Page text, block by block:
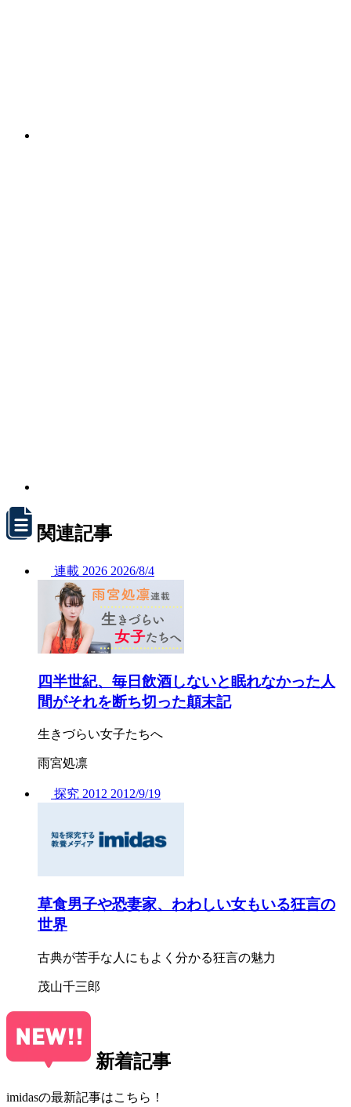
関連記事
連載 2026 2026/8/4
四半世紀、毎日飲酒しないと眠れなかった人
間がそれを断ち切った顛末記
生きづらい女子たちへ
雨宮処凛
探究 2012 2012/9/19
草食男子や恐妻家、わわしい女もいる狂言の
世界
古典が苦手な人にもよく分かる狂言の魅力
茂山千三郎
新着記事
imidasの最新記事はこちら！